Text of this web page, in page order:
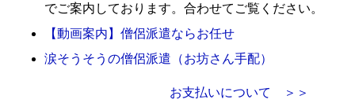
でご案内しております。合わせてご覧ください。
【動画案内】僧侶派遣ならお任せ
涙そうそうの僧侶派遣（お坊さん手配）
お支払いについて ＞＞